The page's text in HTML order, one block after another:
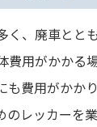
、廃車とと
用がかかる
費用がかか
レッカーを